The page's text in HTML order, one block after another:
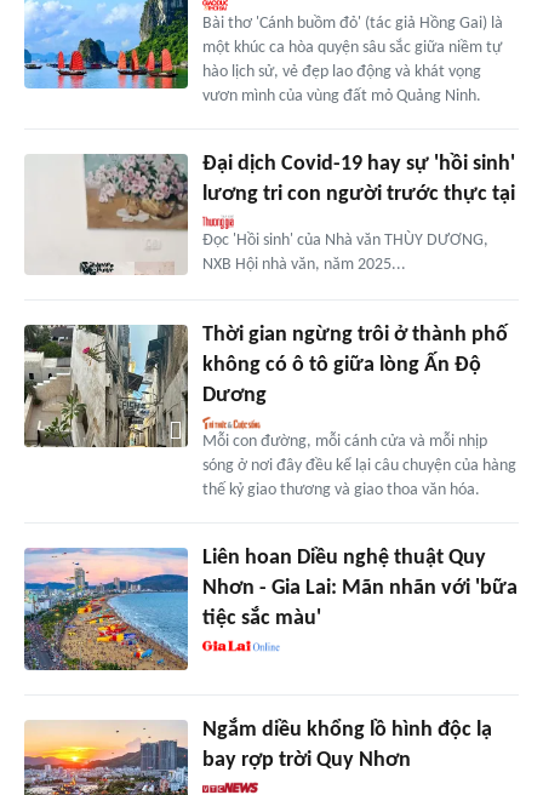
Bài thơ 'Cánh buồm đỏ' (tác giả Hồng Gai) là
một khúc ca hòa quyện sâu sắc giữa niềm tự
hào lịch sử, vẻ đẹp lao động và khát vọng
vươn mình của vùng đất mỏ Quảng Ninh.
Đại dịch Covid-19 hay sự 'hồi sinh'
lương tri con người trước thực tại
Đọc 'Hồi sinh' của Nhà văn THÙY DƯƠNG,
NXB Hội nhà văn, năm 2025...
Thời gian ngừng trôi ở thành phố
không có ô tô giữa lòng Ấn Độ
Dương
Mỗi con đường, mỗi cánh cửa và mỗi nhịp
sóng ở nơi đây đều kể lại câu chuyện của hàng
thế kỷ giao thương và giao thoa văn hóa.
Liên hoan Diều nghệ thuật Quy
Nhơn - Gia Lai: Mãn nhãn với 'bữa
tiệc sắc màu'
Ngắm diều khổng lồ hình độc lạ
bay rợp trời Quy Nhơn